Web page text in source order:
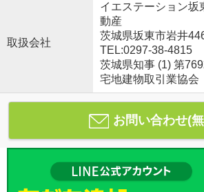
取扱会社
イエステーション坂
動産
茨城県坂東市岩井
TEL:0297-38-4815
茨城県知事 (1) 第
宅地建物取引業協会
お問い合わせ(